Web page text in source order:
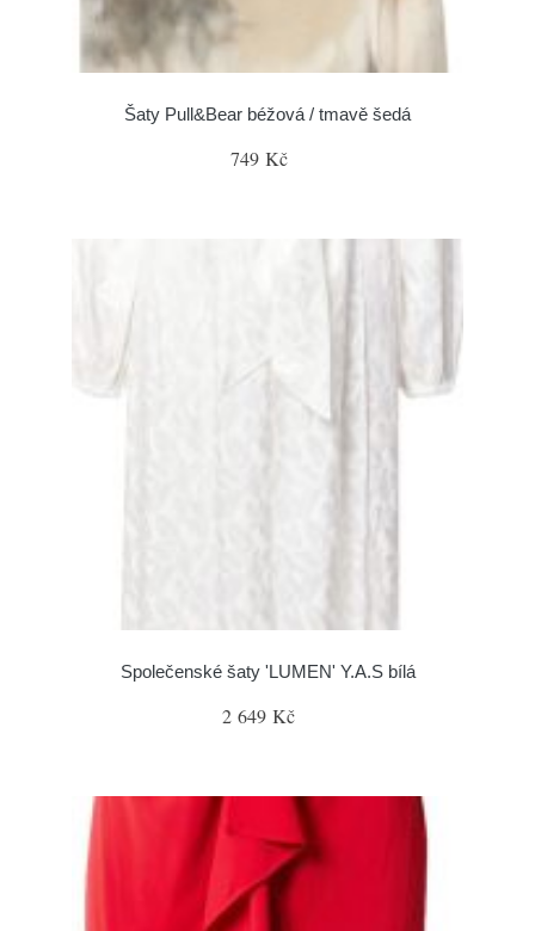
Šaty Pull&Bear béžová / tmavě šedá
749 Kč
Společenské šaty 'LUMEN' Y.A.S bílá
2 649 Kč